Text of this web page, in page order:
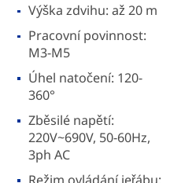
Výška zdvihu: až 20 m
Pracovní povinnost:
M3-M5
Úhel natočení: 120-
360°
Zběsilé napětí:
220V~690V, 50-60Hz,
3ph AC